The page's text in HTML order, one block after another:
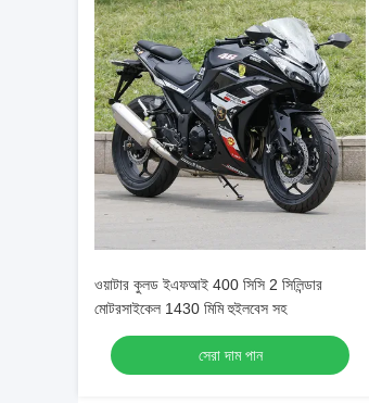
ওয়াটার কুলড ইএফআই 400 সিসি 2 সিলিন্ডার
মোটরসাইকেল 1430 মিমি হুইলবেস সহ
সেরা দাম পান